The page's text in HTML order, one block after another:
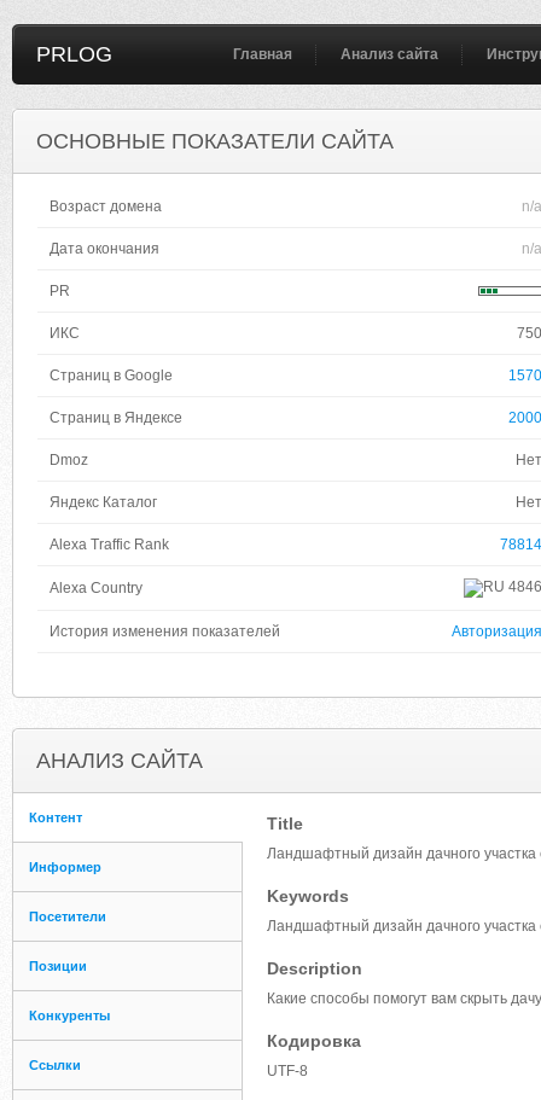
PRLOG Главная Анализ сайта
ОСНОВНЫЕ ПОКАЗАТЕЛИ САЙТА
Возраст домена n/a
Дата окончания n/a
PR
ИКС 750
Страниц в Google 1570
Страниц в Яндексе 2000
Dmoz Нет
Яндекс Каталог Нет
Alexa Traffic Rank 78814
Alexa Country 4846
История изменения показателей Авторизация
АНАЛИЗ САЙТА
Контент
Информер
Посетители
Позиции
Конкуренты
Ссылки
Title
Ландшафтный дизайн дачного участка
Keywords
Ландшафтный дизайн дачного участка
Description
Какие способы помогут вам скрыть
Кодировка
UTF-8